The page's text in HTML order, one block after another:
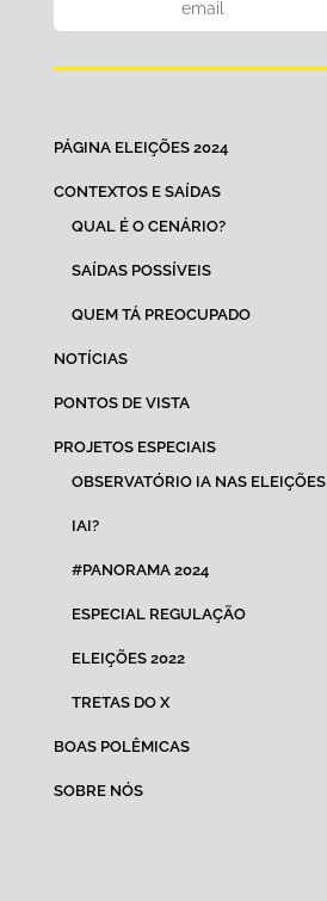
PÁGINA ELEIÇÕES 2024
CONTEXTOS E SAÍDAS
QUAL É O CENÁRIO?
SAÍDAS POSSÍVEIS
QUEM TÁ PREOCUPADO
NOTÍCIAS
PONTOS DE VISTA
PROJETOS ESPECIAIS
OBSERVATÓRIO IA NAS ELEIÇÕES
IAI?
#PANORAMA 2024
ESPECIAL REGULAÇÃO
ELEIÇÕES 2022
TRETAS DO X
BOAS POLÊMICAS
SOBRE NÓS